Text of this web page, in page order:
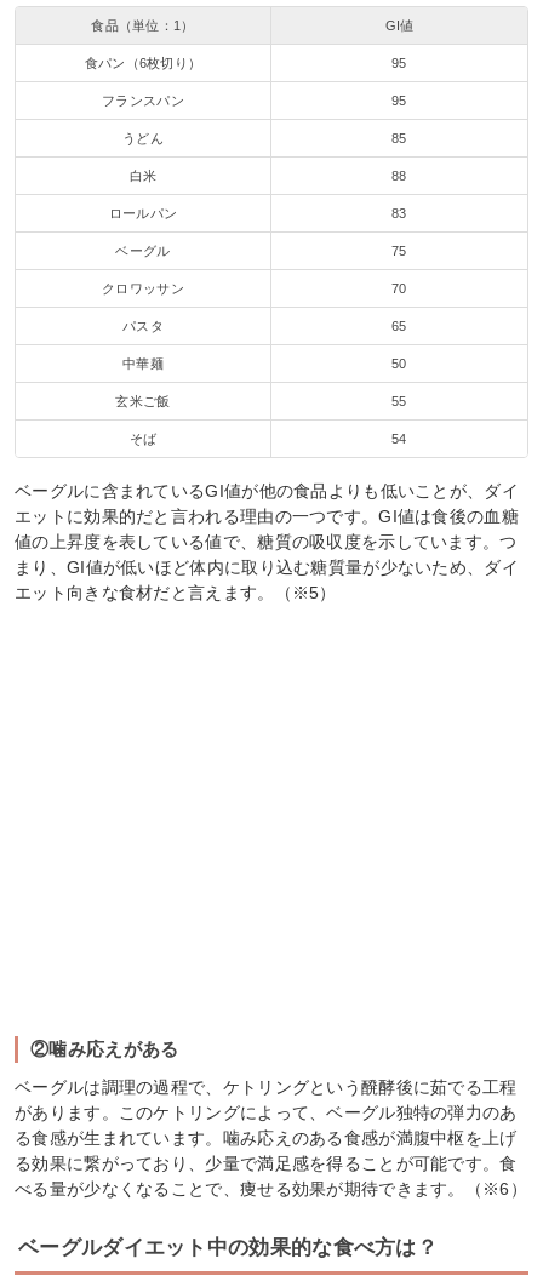
食品（単位：1） GI値
食パン（6枚切り） 95
フランスパン 95
うどん 85
白米 88
ロールパン 83
ベーグル 75
クロワッサン 70
パスタ 65
中華麺 50
玄米ご飯 55
そば 54
ベーグルに含まれているGI値が他の食品よりも低いことが、ダイ
エットに効果的だと言われる理由の一つです。GI値は食後の血糖
値の上昇度を表している値で、糖質の吸収度を示しています。つ
まり、GI値が低いほど体内に取り込む糖質量が少ないため、ダイ
エット向きな食材だと言えます。（※5）
②噛み応えがある
ベーグルは調理の過程で、ケトリングという醗酵後に茹でる工程
があります。このケトリングによって、ベーグル独特の弾力のあ
る食感が生まれています。噛み応えのある食感が満腹中枢を上げ
る効果に繋がっており、少量で満足感を得ることが可能です。食
べる量が少なくなることで、痩せる効果が期待できます。（※6）
ベーグルダイエット中の効果的な食べ方は？